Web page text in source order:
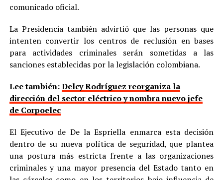
comunicado oficial.
La Presidencia también advirtió que las personas que
intenten convertir los centros de reclusión en bases
para actividades criminales serán sometidas a las
sanciones establecidas por la legislación colombiana.
Lee también:Delcy Rodríguez reorganiza la
dirección del sector eléctrico y nombra nuevo jefe
de Corpoelec
El Ejecutivo de De la Espriella enmarca esta decisión
dentro de su nueva política de seguridad, que plantea
una postura más estricta frente a las organizaciones
criminales y una mayor presencia del Estado tanto en